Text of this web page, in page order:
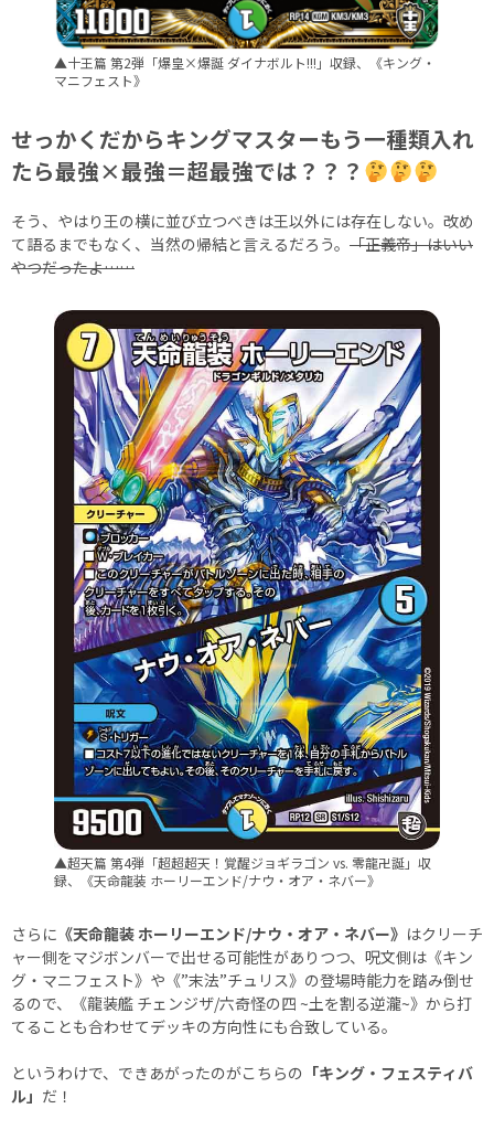
▲十王篇 第2弾「爆皇×爆誕 ダイナボルト!!!」収録、《キング・
マニフェスト》
せっかくだからキングマスターもう一種類入れ
たら最強×最強＝超最強では？？？
そう、やはり王の横に並び立つべきは王以外には存在しない。改め
て語るまでもなく、当然の帰結と言えるだろう。 「正義帝」はいい
やつだったよ……
▲超天篇 第4弾「超超超天！覚醒ジョギラゴン vs. 零龍卍誕」収
録、《天命龍装 ホーリーエンド/ナウ・オア・ネバー》
さらに 《天命龍装 ホーリーエンド/ナウ・オア・ネバー》 はクリーチ
ャー側をマジボンバーで出せる可能性がありつつ、呪文側は《キン
グ・マニフェスト》や《”末法”チュリス》の登場時能力を踏み倒せ
るので、《龍装艦 チェンジザ/六奇怪の四 ~土を割る逆瀧~》から打
てることも合わせてデッキの方向性にも合致している。
というわけで、できあがったのがこちらの 「キング・フェスティバ
ル」 だ！